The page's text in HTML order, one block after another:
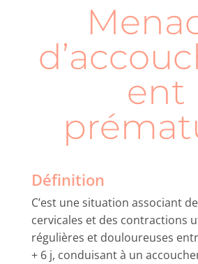
ent
Définition
C’est une situation associant
cervicales et des contractions
régulières et douloureuses
+ 6 j, conduisant à un